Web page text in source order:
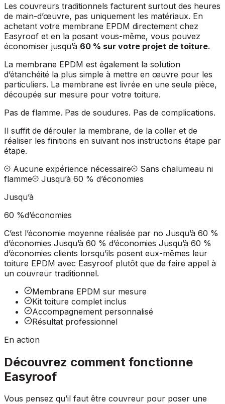
Les couvreurs traditionnels facturent surtout des heures
de main-d’œuvre, pas uniquement les matériaux. En
achetant votre membrane EPDM directement chez
Easyroof et en la posant vous-même, vous pouvez
économiser jusqu’à 60 % sur votre projet de toiture.
La membrane EPDM est également la solution
d’étanchéité la plus simple à mettre en œuvre pour les
particuliers. La membrane est livrée en une seule pièce,
découpée sur mesure pour votre toiture.
Pas de flamme. Pas de soudures. Pas de complications.
Il suffit de dérouler la membrane, de la coller et de
réaliser les finitions en suivant nos instructions étape par
étape.
Aucune expérience nécessaire
Sans chalumeau ni
flamme
Jusqu’à 60 % d’économies
Jusqu’à
60 %d’économies
C’est l’économie moyenne réalisée par no Jusqu’à 60 %
d’économies Jusqu’à 60 % d’économies Jusqu’à 60 %
d’économies clients lorsqu’ils posent eux-mêmes leur
toiture EPDM avec Easyroof plutôt que de faire appel à
un couvreur traditionnel.
Membrane EPDM sur mesure
Kit toiture complet inclus
Accompagnement personnalisé
Résultat professionnel
En action
Découvrez comment fonctionne
Easyroof
Vous pensez qu’il faut être couvreur pour poser une